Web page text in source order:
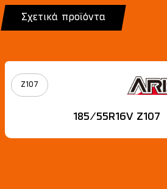
Σχετικά προϊόντα
Z107
185/55R16V Z107